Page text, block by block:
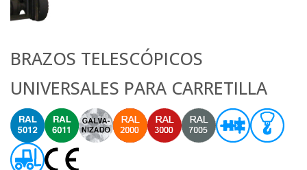
BRAZOS TELESCÓPICOS
UNIVERSALES PARA CARRETILLA